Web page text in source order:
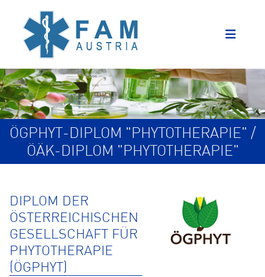
ÖGPHYT-DIPLOM "PHYTOTHERAPIE" /
ÖÄK-DIPLOM "PHYTOTHERAPIE"
DIPLOM DER
ÖSTERREICHISCHEN
GESELLSCHAFT FÜR
PHYTOTHERAPIE
(ÖGPHYT)